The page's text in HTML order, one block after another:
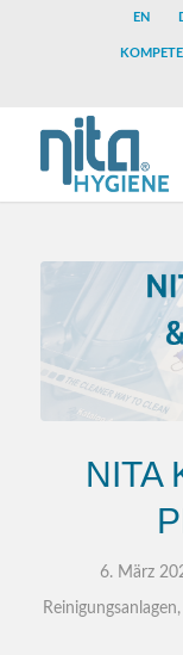
EN
NITA
6. März
Reinigungsanlagen,